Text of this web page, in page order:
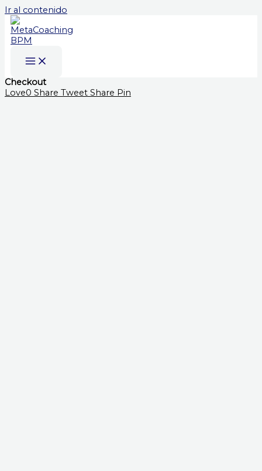
Ir al contenido
Checkout
Love0 Share Tweet Share Pin